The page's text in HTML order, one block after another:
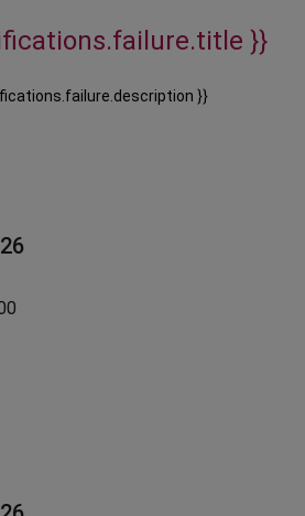
}}
}}